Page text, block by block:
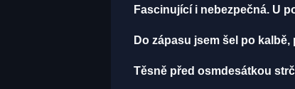
Fascinující i nebezpečná. U
Do zápasu jsem šel po
Těsně před osmdesátkou